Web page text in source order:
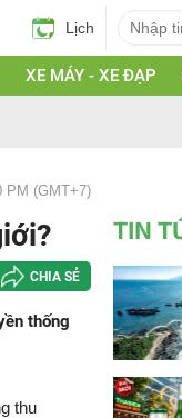
Lịch
XE MÁY - XE ĐẠP
PM (GMT+7)
CHIA SẺ
thống
thu
TIN